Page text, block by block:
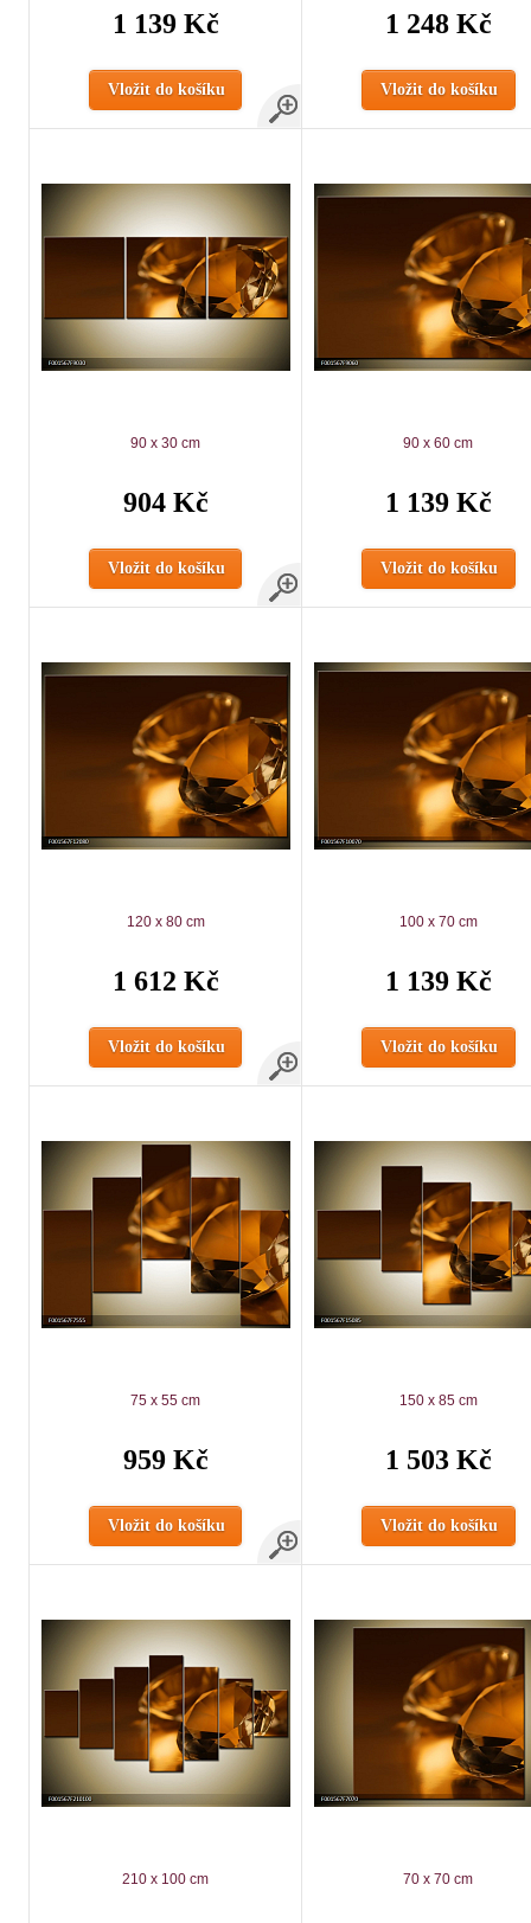
1 139 Kč
Vložit do košíku
1 248 Kč
Vložit do košíku
90 x 30 cm
904 Kč
Vložit do košíku
90 x 60 cm
1 139 Kč
Vložit do košíku
120 x 80 cm
1 612 Kč
Vložit do košíku
100 x 70 cm
1 139 Kč
Vložit do košíku
75 x 55 cm
959 Kč
Vložit do košíku
150 x 85 cm
1 503 Kč
Vložit do košíku
210 x 100 cm 70 x 70 cm